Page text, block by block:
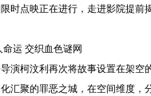
时点映正在进行，走进影院提前
运 交织血色谜网
演柯汶利再次将故事设置在架
汇聚的罪恶之城，在空间维度，